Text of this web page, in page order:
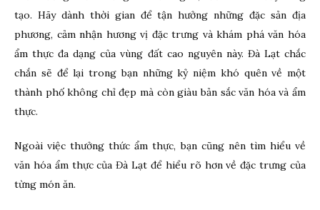
tạo. Hãy dành thời gian để tận hưởng những đặc sản địa
phương, cảm nhận hương vị đặc trưng và khám phá văn hóa
ẩm thực đa dạng của vùng đất cao nguyên này. Đà Lạt chắc
chắn sẽ để lại trong bạn những kỷ niệm khó quên về một
thành phố không chỉ đẹp mà còn giàu bản sắc văn hóa và ẩm
thực.
Ngoài việc thưởng thức ẩm thực, bạn cũng nên tìm hiểu về
văn hóa ẩm thực của Đà Lạt để hiểu rõ hơn về đặc trưng của
từng món ăn.